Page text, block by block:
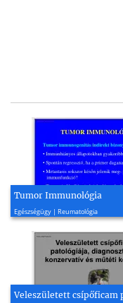
Tumor Immunológia
Egészségügy | Reumatológia
2009, 18 oldal
Veleszületett csípőficam